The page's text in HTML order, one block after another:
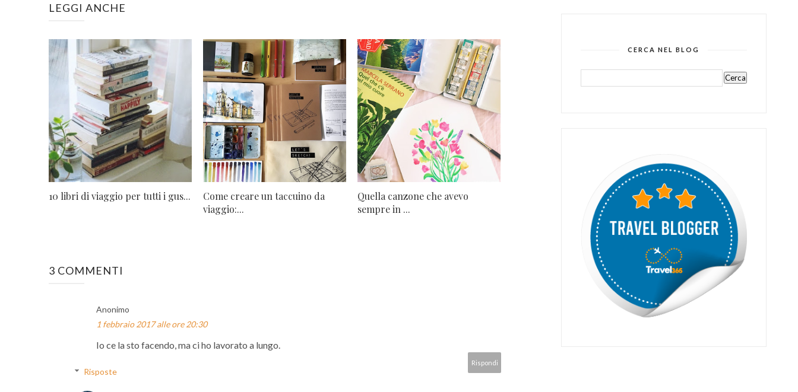
LEGGI ANCHE
10 libri di viaggio per tutti i gus...
Come creare un taccuino da
viaggio:...
Quella canzone che avevo
sempre in ...
3 COMMENTI
Anonimo
1 febbraio 2017 alle ore 20:30
Io ce la sto facendo, ma ci ho lavorato a lungo.
Rispondi
Risposte
CERCA NEL BLOG